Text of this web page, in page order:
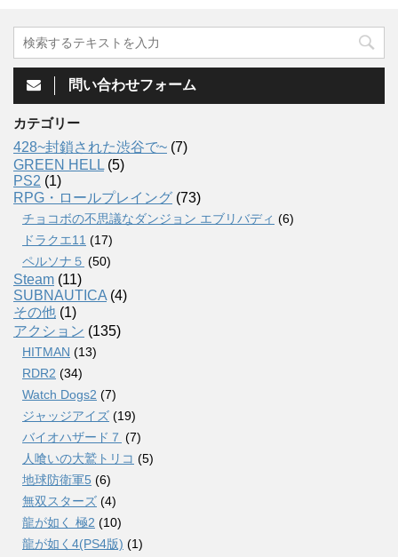
問い合わせフォーム
カテゴリー
428~封鎖された渋谷で~ (7)
GREEN HELL (5)
PS2 (1)
RPG・ロールプレイング (73)
チョコボの不思議なダンジョン エブリバディ (6)
ドラクエ11 (17)
ペルソナ５ (50)
Steam (11)
SUBNAUTICA (4)
その他 (1)
アクション (135)
HITMAN (13)
RDR2 (34)
Watch Dogs2 (7)
ジャッジアイズ (19)
バイオハザード７ (7)
人喰いの大鷲トリコ (5)
地球防衛軍5 (6)
無双スターズ (4)
龍が如く 極2 (10)
龍が如く4(PS4版) (1)